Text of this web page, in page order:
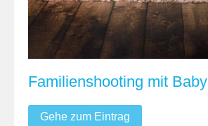
Familienshooting mit Baby
Gehe zum Eintrag